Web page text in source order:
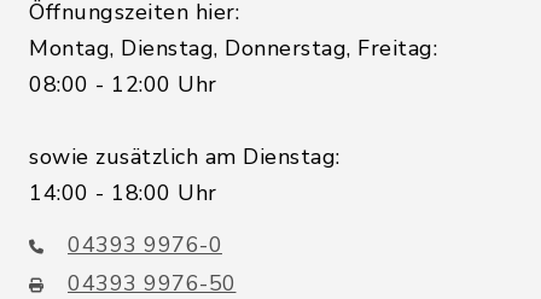
Öffnungszeiten hier:
Montag, Dienstag, Donnerstag, Freitag:
08:00 - 12:00 Uhr
sowie zusätzlich am Dienstag:
14:00 - 18:00 Uhr
04393 9976-0
04393 9976-50